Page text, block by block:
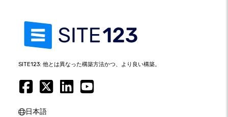
SITE123: 他とは異なった構築方法かつ、より良い構築。
日本語